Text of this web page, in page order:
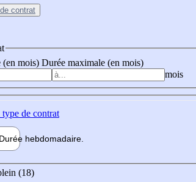
contrat
(en mois) Durée maximale (en mois)
mois
de contrat
Durée hebdomadaire
(18)